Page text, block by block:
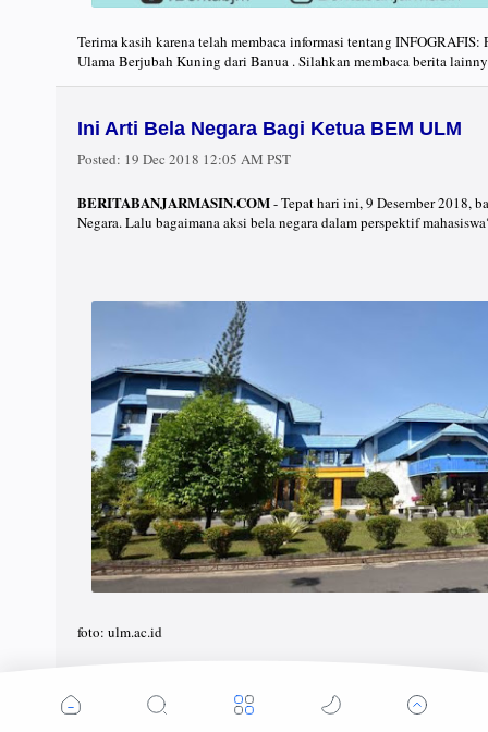
Terima kasih karena telah membaca informasi tentang INFOGRAFIS:
Ulama Berjubah Kuning dari Banua . Silahkan membaca berita
Ini Arti Bela Negara Bagi Ketua BEM ULM
Posted: 19 Dec 2018 12:05 AM PST
BERITABANJARMASIN.COM- Tepat hari ini, 9 Desember 2018,
Negara. Lalu bagaimana aksi bela negara dalam perspektif
foto: ulm.ac.id
Aktivis mahasiswa Aldi Fahri Saldi berujar bahwa bela negara